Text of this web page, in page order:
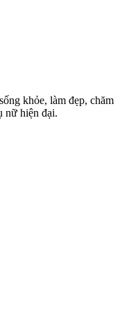
khỏe, làm đẹp, chăm
nữ hiện đại.